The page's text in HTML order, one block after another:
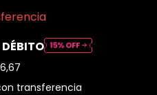
DÉBITO
transferencia